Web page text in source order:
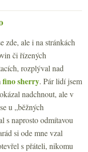
zde, ale i na stránkách
či řízených
rozplýval nad
fino sherry. Pár lidí jsem
nadchnout, ale v
u „běžných
s naprosto odmítavou
si ode mne vzal
s přáteli, nikomu